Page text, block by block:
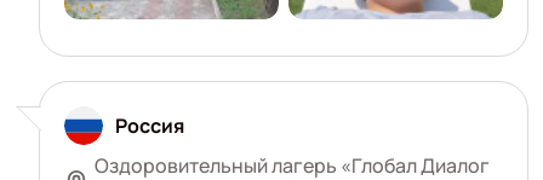
Россия
Оздоровительный лагерь «Глобал Диалог